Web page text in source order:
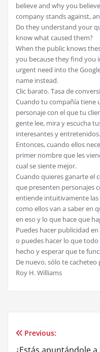
believe and why you
company stands against,
Do they understand your
know what caused them?
When the public knows
you because they find you
urgent need into the
name instead.
Clic barato. Tasa de
Cuando tu compañía tiene
personaje con el que tu
gente lee, mira y escucha
interesantes y entretenidos.
Entonces, cuando ellos
primer nombre que les
cual se siente mejor.
Cuando quieres ganarte el
que presenten personajes
entiende intuitivamente las
como ellos van a saber en
en eso y lo que hace que
Puedes hacer publicidad
o puedes hacer lo que
hecho y esperar que te
De nuevo, sólo te
Roy H. Williams
Post
Previous:
¿Estás apuntándole